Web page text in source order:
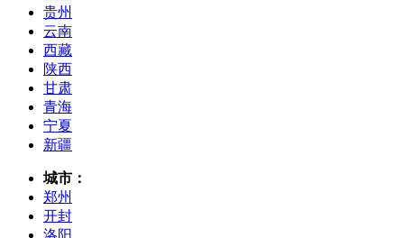
贵州
云南
西藏
陕西
甘肃
青海
宁夏
新疆
城市：
郑州
开封
洛阳